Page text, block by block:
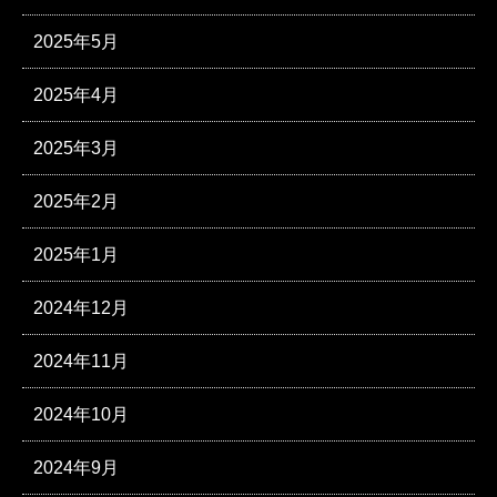
2025年5月
2025年4月
2025年3月
2025年2月
2025年1月
2024年12月
2024年11月
2024年10月
2024年9月